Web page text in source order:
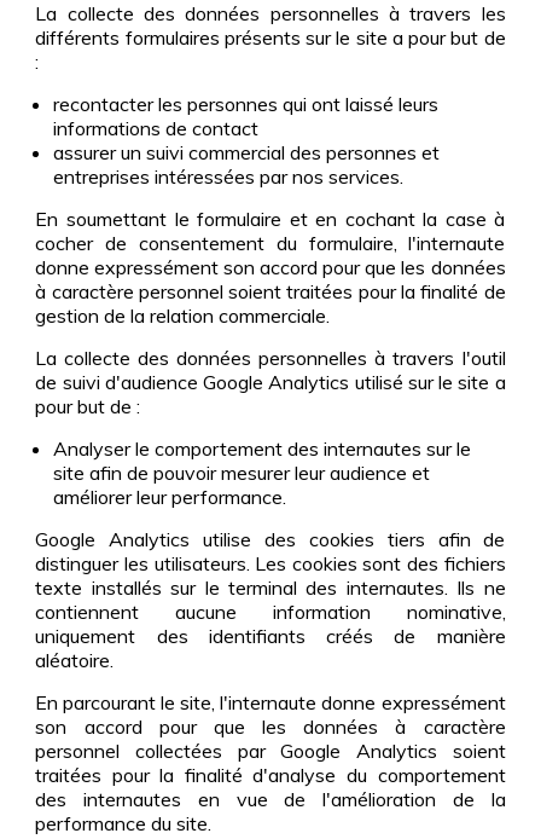
La collecte des données personnelles à travers les
différents formulaires présents sur le site a pour but de
:
recontacter les personnes qui ont laissé leurs
informations de contact
assurer un suivi commercial des personnes et
entreprises intéressées par nos services.
En soumettant le formulaire et en cochant la case à
cocher de consentement du formulaire, l'internaute
donne expressément son accord pour que les données
à caractère personnel soient traitées pour la finalité de
gestion de la relation commerciale.
La collecte des données personnelles à travers l'outil
de suivi d'audience Google Analytics utilisé sur le site a
pour but de :
Analyser le comportement des internautes sur le
site afin de pouvoir mesurer leur audience et
améliorer leur performance.
Google Analytics utilise des cookies tiers afin de
distinguer les utilisateurs. Les cookies sont des fichiers
texte installés sur le terminal des internautes. Ils ne
contiennent aucune information nominative,
uniquement des identifiants créés de manière
aléatoire.
En parcourant le site, l'internaute donne expressément
son accord pour que les données à caractère
personnel collectées par Google Analytics soient
traitées pour la finalité d'analyse du comportement
des internautes en vue de l'amélioration de la
performance du site.